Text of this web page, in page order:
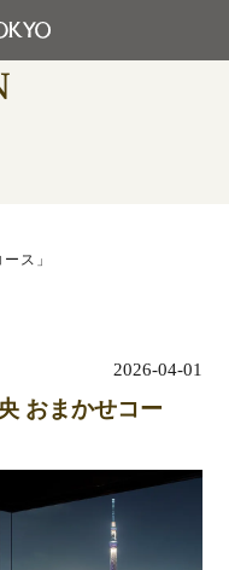
ス」
2026-04-01
おまかせコー